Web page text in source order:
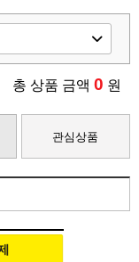
총 상품 금액 0 원
관심상품